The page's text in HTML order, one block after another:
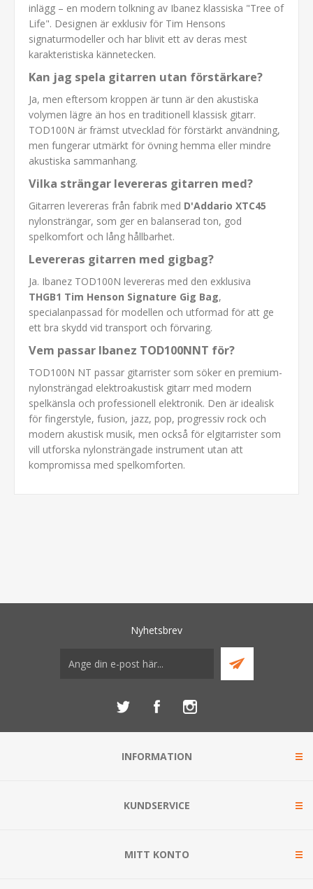
inlägg – en modern tolkning av Ibanez klassiska "Tree of
Life". Designen är exklusiv för Tim Hensons
signaturmodeller och har blivit ett av deras mest
karakteristiska kännetecken.
Kan jag spela gitarren utan förstärkare?
Ja, men eftersom kroppen är tunn är den akustiska
volymen lägre än hos en traditionell klassisk gitarr.
TOD100N är främst utvecklad för förstärkt användning,
men fungerar utmärkt för övning hemma eller mindre
akustiska sammanhang.
Vilka strängar levereras gitarren med?
Gitarren levereras från fabrik med D'Addario XTC45
nylonsträngar, som ger en balanserad ton, god
spelkomfort och lång hållbarhet.
Levereras gitarren med gigbag?
Ja. Ibanez TOD100N levereras med den exklusiva
THGB1 Tim Henson Signature Gig Bag,
specialanpassad för modellen och utformad för att ge
ett bra skydd vid transport och förvaring.
Vem passar Ibanez TOD100NNT för?
TOD100N NT passar gitarrister som söker en premium-
nylonsträngad elektroakustisk gitarr med modern
spelkänsla och professionell elektronik. Den är idealisk
för fingerstyle, fusion, jazz, pop, progressiv rock och
modern akustisk musik, men också för elgitarrister som
vill utforska nylonsträngade instrument utan att
kompromissa med spelkomforten.
Nyhetsbrev
INFORMATION
KUNDSERVICE
MITT KONTO